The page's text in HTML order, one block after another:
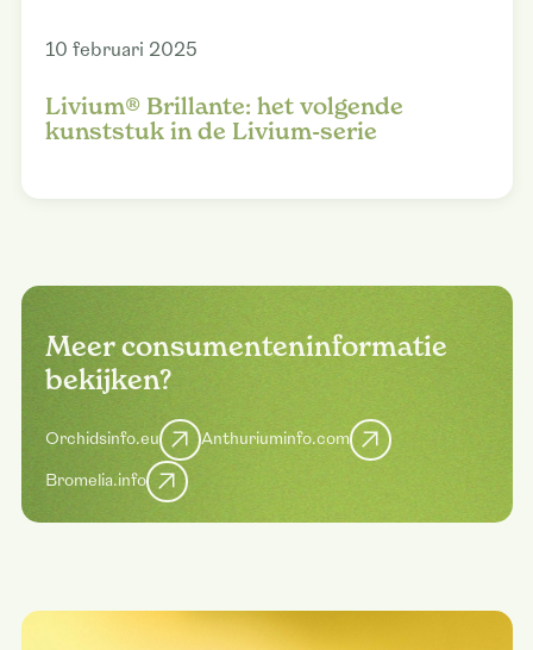
10 februari 2025
Livium® Brillante: het volgende
kunststuk in de Livium-serie
Meer consumenteninformatie
bekijken?
Orchidsinfo.eu Anthuriuminfo.com
Bromelia.info